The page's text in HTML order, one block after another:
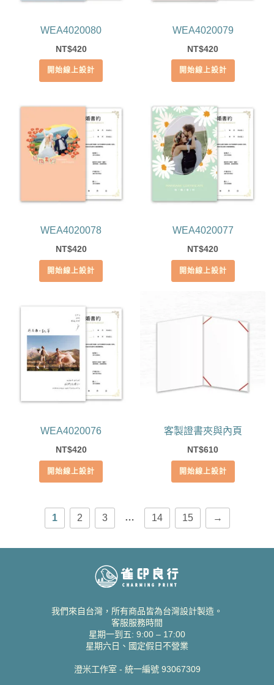
WEA4020080
NT$420
開始線上設計
WEA4020079
NT$420
開始線上設計
WEA4020078
NT$420
開始線上設計
WEA4020077
NT$420
開始線上設計
WEA4020076
NT$420
開始線上設計
客製證書夾與內頁
NT$610
開始線上設計
1 2 3 … 14 15 →
我們來自台灣，所有商品皆為台灣設計製造。
客服服務時間
星期一到五: 9:00 – 17:00
星期六日、國定假日不營業
澄米工作室 - 統一編號 93067309